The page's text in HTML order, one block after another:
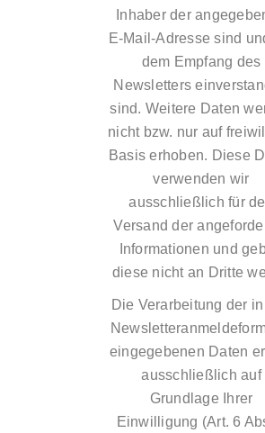
Inhaber der
E-Mail-Adresse sind
dem Empfang des
Newsletters
sind. Weitere Daten
nicht bzw. nur auf
Basis erhoben. Diese
verwenden wir
ausschließlich für
Versand der
Informationen und
diese nicht an Dritte
Die Verarbeitung der
eingegebenen Daten
ausschließlich auf
Grundlage Ihrer
Einwilligung (Art. 6